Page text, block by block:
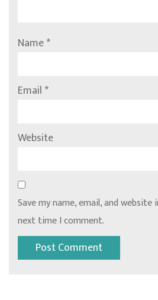
Name*
Email*
Website
Save my name, email, and
next time I comment.